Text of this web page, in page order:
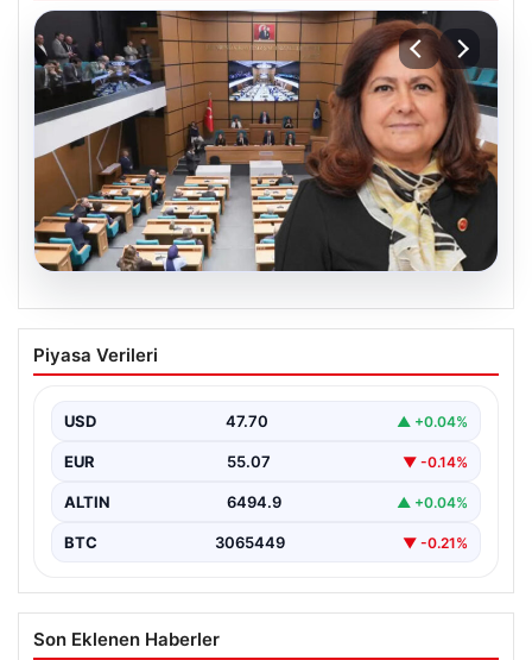
05.08.2026
Üsküdar Belediyesi’nde başkanvekili
Sibel Tan Çetinkaya oldu
Piyasa Verileri
USD 47.70 ▲ +0.04%
EUR 55.07 ▼ -0.14%
ALTIN 6494.9 ▲ +0.04%
BTC 3065449 ▼ -0.21%
Son Eklenen Haberler